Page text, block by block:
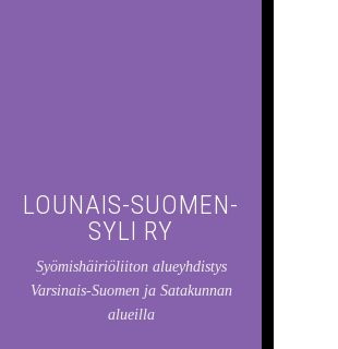
LOUNAIS-SUOMEN-
SYLI RY
Syömishäiriöliiton alueyhdistys
Varsinais-Suomen ja Satakunnan
alueilla